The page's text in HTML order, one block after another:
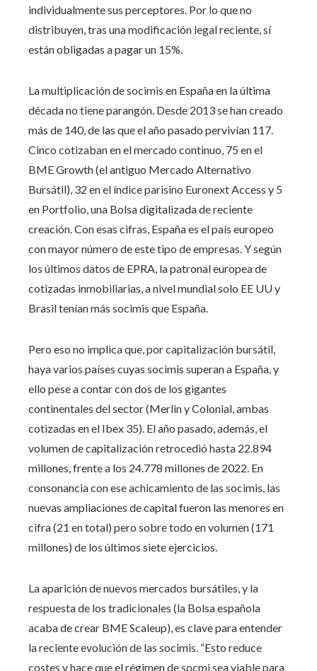
individualmente sus perceptores. Por lo que no
distribuyen, tras una modificación legal reciente, sí
están obligadas a pagar un 15%.
La multiplicación de socimis en España en la última
década no tiene parangón. Desde 2013 se han creado
más de 140, de las que el año pasado pervivían 117.
Cinco cotizaban en el mercado continuo, 75 en el
BME Growth (el antiguo Mercado Alternativo
Bursátil), 32 en el índice parisino Euronext Access y 5
en Portfolio, una Bolsa digitalizada de reciente
creación. Con esas cifras, España es el país europeo
con mayor número de este tipo de empresas. Y según
los últimos datos de EPRA, la patronal europea de
cotizadas inmobiliarias, a nivel mundial solo EE UU y
Brasil tenían más socimis que España.
Pero eso no implica que, por capitalización bursátil,
haya varios países cuyas socimis superan a España, y
ello pese a contar con dos de los gigantes
continentales del sector (Merlin y Colonial, ambas
cotizadas en el Ibex 35). El año pasado, además, el
volumen de capitalización retrocedió hasta 22.894
millones, frente a los 24.778 millones de 2022. En
consonancia con ese achicamiento de las socimis, las
nuevas ampliaciones de capital fueron las menores en
cifra (21 en total) pero sobre todo en volumen (171
millones) de los últimos siete ejercicios.
La aparición de nuevos mercados bursátiles, y la
respuesta de los tradicionales (la Bolsa española
acaba de crear BME Scaleup), es clave para entender
la reciente evolución de las socimis. “Esto reduce
costes y hace que el régimen de socmi sea viable para